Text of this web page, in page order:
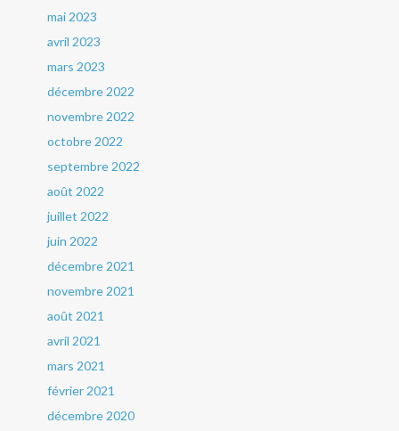
mai 2023
avril 2023
mars 2023
décembre 2022
novembre 2022
octobre 2022
septembre 2022
août 2022
juillet 2022
juin 2022
décembre 2021
novembre 2021
août 2021
avril 2021
mars 2021
février 2021
décembre 2020